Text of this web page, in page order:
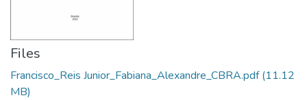
Files
Francisco_Reis Junior_Fabiana_Alexandre_CBRA.pdf(11.12
MB)